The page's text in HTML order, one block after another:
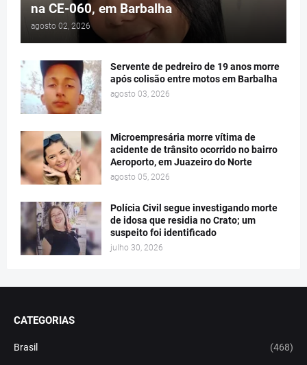
na CE-060, em Barbalha
agosto 02, 2026
Servente de pedreiro de 19 anos morre
após colisão entre motos em Barbalha
agosto 03, 2026
Microempresária morre vítima de
acidente de trânsito ocorrido no bairro
Aeroporto, em Juazeiro do Norte
agosto 05, 2026
Polícia Civil segue investigando morte
de idosa que residia no Crato; um
suspeito foi identificado
julho 30, 2026
CATEGORIAS
Brasil (468)